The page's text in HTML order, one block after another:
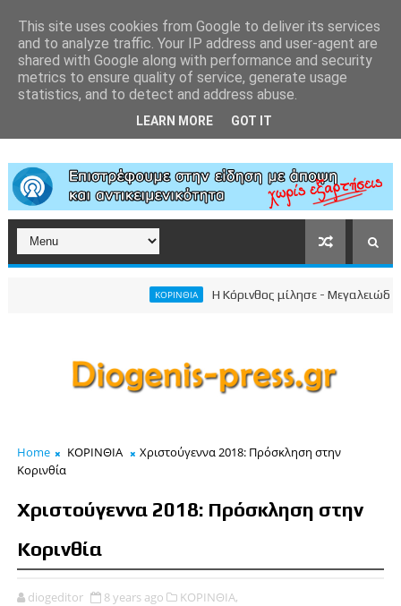
Η Κόρινθος μίλησε - Μεγαλειώδης
Home ΚΟΡΙΝΘΙΑ
Χριστούγεννα 2018: Πρόσκληση στην
Κορινθία
Χριστούγεννα 2018: Πρόσκληση στην
Κορινθία
diogeditor 8 years ago ΚΟΡΙΝΘΙΑ,
This site uses cookies from Google to deliver its services
and to analyze traffic. Your IP address and user-agent are
shared with Google along with performance and security
metrics to ensure quality of service, generate usage
statistics, and to detect and address abuse.
LEARN MORE GOT IT